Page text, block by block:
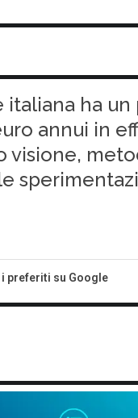
italiana ha
annui in
visione,
preferiti su Google